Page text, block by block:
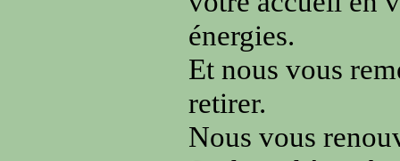
énergies.
Et nous vous
retirer.
Nous vous